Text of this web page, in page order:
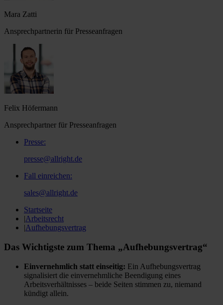
Mara Zatti
Ansprechpartnerin für Presseanfragen
Felix Höfermann
Ansprechpartner für Presseanfragen
Presse:
presse@allright.de
Fall einreichen:
sales@allright.de
Startseite
|Arbeitsrecht
|Aufhebungsvertrag
Das Wichtigste zum Thema „Aufhebungsvertrag“
Einvernehmlich statt einseitig: Ein Aufhebungsvertrag
signalisiert die einvernehmliche Beendigung eines
Arbeitsverhältnisses – beide Seiten stimmen zu, niemand
kündigt allein.